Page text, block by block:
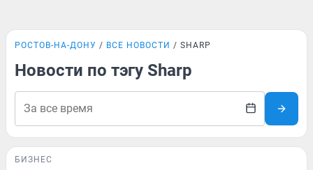
РОСТОВ-НА-ДОНУ ВСЕ НОВОСТИ SHARP
Новости по тэгу Sharp
БИЗНЕС